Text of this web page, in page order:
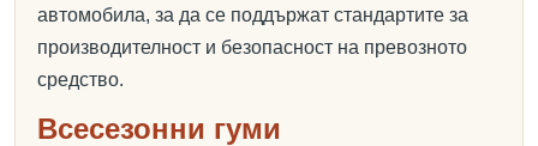
автомобила, за да се поддържат стандартите за
производителност и безопасност на превозното
средство.
Всесезонни гуми